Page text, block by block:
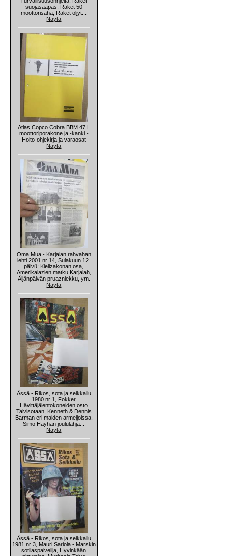
suojasaapas, Raket 50
moottorisaha, Raket öljyt...
Näytä
Atlas Copco Cobra BBM 47 L
moottoriporakone ja -kanki -
Hoito-ohjekirja ja varaosat
Näytä
Oma Mua - Karjalan rahvahan
lehti 2001 nr 14, Sulakuun 12.
päivü; Kielizakonan osa,
Amerikalazien matku Karjalah,
Äijänpäivän pruazniekku, ym.
Näytä
Ässä - Rikos, sota ja seikkailu
1980 nr 1, Fokker
Hävittäjälentokoneiden osto
Talvisotaan, Kenneth & Dennis
Barman eri maiden armeijoissa,
Simo Häyhän joululahja...
Näytä
Ässä - Rikos, sota ja seikkailu
1981 nr 3, Mauri Sariola - Marskin
sotilaspalvelija, Hyvinkään